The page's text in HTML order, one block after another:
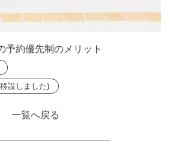
予約優先制のメリット
設しました)
一覧へ戻る